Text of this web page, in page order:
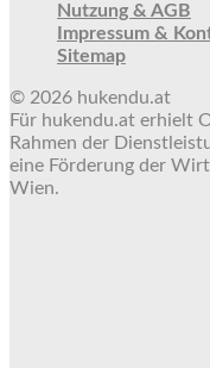
Nutzung & AGB
Impressum &
Sitemap
© 2026 hukendu.at
Für hukendu.at erhielt
Rahmen der
eine Förderung der
Wien.